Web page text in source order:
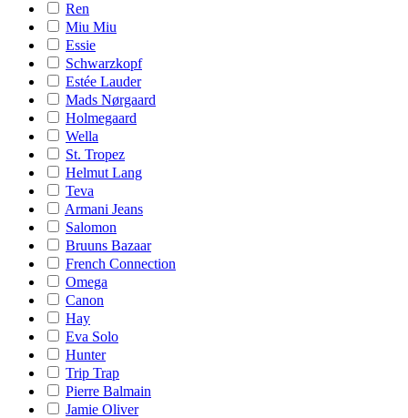
Ren
Miu Miu
Essie
Schwarzkopf
Estée Lauder
Mads Nørgaard
Holmegaard
Wella
St. Tropez
Helmut Lang
Teva
Armani Jeans
Salomon
Bruuns Bazaar
French Connection
Omega
Canon
Hay
Eva Solo
Hunter
Trip Trap
Pierre Balmain
Jamie Oliver